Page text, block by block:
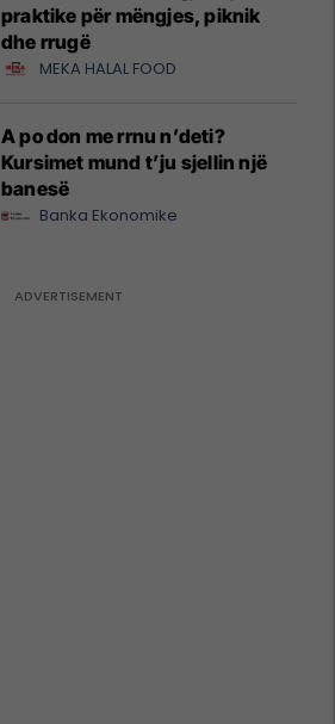
praktike për mëngjes, piknik
dhe rrugë
MEKA HALAL FOOD
A po don me rrnu n’deti?
Kursimet mund t’ju sjellin një
banesë
Banka Ekonomike